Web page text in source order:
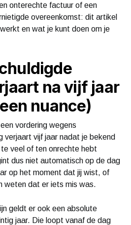
onterechte factuur of een
overeenkomst: dit artikel
en wat je kunt doen om je
na vijf jaar
nuance)
vordering wegens
verjaart vijf jaar nadat je bekend
veel of ten onrechte hebt
dus niet automatisch op de dag
op het moment dat jij wist, of
weten dat er iets mis was.
geldt er ook een absolute
jaar. Die loopt vanaf de dag